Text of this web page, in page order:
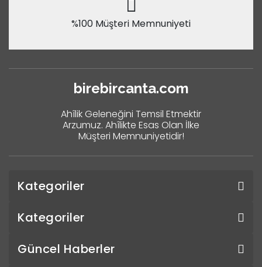
%100 Müşteri Memnuniyeti
birebircanta.com
Ahîlik Geleneğini Temsil Etmektir
Arzumuz. Ahîlikte Esas Olan İlke
Müşteri Memnuniyetidir!
Kategoriler
Kategoriler
Güncel Haberler